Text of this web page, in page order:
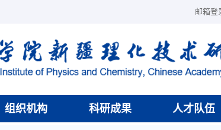
邮箱登
组织机构 科研成果 人才队伍